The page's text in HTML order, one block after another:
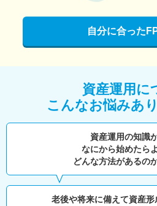
自分に合った
資産運用に
こんなお悩みあ
資産運用の知識
なにから始めたら
どんな方法があるの
老後や将来に備えて資産形